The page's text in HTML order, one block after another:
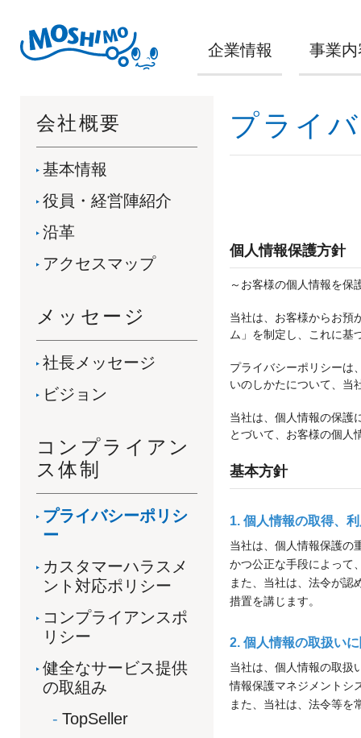
企業情報 事業内
プライ
個人情報保護方針
～お客様の個人情報を保
当社は、お客様からお預
ム」を制定し、これに基
プライバシーポリシーは
いのしかたについて、当
当社は、個人情報の保護
とづいて、お客様の個人
基本方針
1. 個人情報の取得、
当社は、個人情報保護の
かつ公正な手段によって
また、当社は、法令が認
措置を講じます。
2. 個人情報の取扱い
当社は、個人情報の取扱
情報保護マネジメントシ
また、当社は、法令等を
会社概要
基本情報
役員・経営陣紹介
沿革
アクセスマップ
メッセージ
社長メッセージ
ビジョン
コンプライアン
ス体制
プライバシーポリシ
ー
カスタマーハラスメ
ント対応ポリシー
コンプライアンスポ
リシー
健全なサービス提供
の取組み
TopSeller